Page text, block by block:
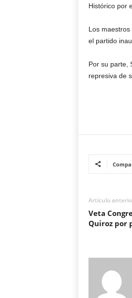
Histórico por
Los
el partido
Por su parte,
represiva de
Artículo
Veta
Quiroz por